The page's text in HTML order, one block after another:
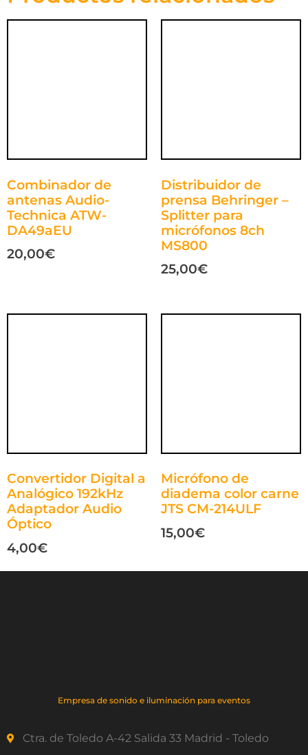
Combinador de
antenas Audio-
Technica ATW-
DA49aEU
20,00€
Distribuidor de
prensa Behringer –
Splitter para
micrófonos 8ch
MS800
25,00€
Convertidor Digital a
Analógico 192kHz
Adaptador Audio
Óptico
4,00€
Micrófono de
diadema color carne
JTS CM-214ULF
15,00€
Empresa de sonido e iluminación para eventos
Ctra. de Toledo A-42 Salida 33 Madrid - Toledo